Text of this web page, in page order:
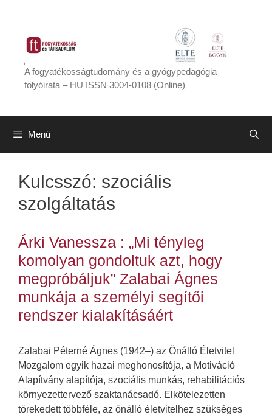
tartalomba
A fogyatékosságtudomány és a gyógypedagógia
folyóirata – HU ISSN 3004-0108 (Online)
Menü
Kulcsszó: szociális
szolgáltatás
Árki Vanessza : „Mi tényleg
komolyan gondoltuk azt, hogy
megpróbáljuk” Zalabai Ágnes
munkája a személyi segítői
rendszer kialakításáért
Zalabai Péterné Ágnes (1942–) az Önálló Életvitel
Mozgalom egyik hazai meghonosítója, a Motiváció
Alapítvány alapítója, szociális munkás, rehabilitációs
környezettervező szaktanácsadó. Elkötelezetten
törekedett többféle, az önálló életvitelhez szükséges